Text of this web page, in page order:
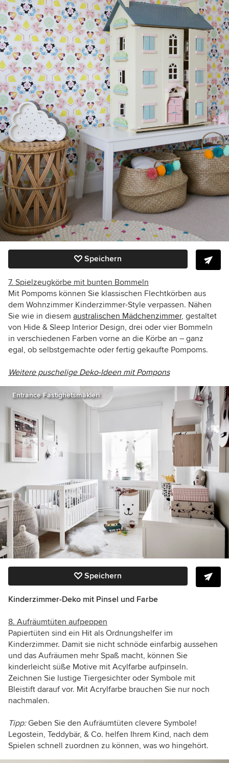
Speichern
7. Spielzeugkörbe mit bunten Bommeln
Mit Pompoms können Sie klassischen Flechtkörben aus
dem Wohnzimmer Kinderzimmer-Style verpassen. Nähen
Sie wie in diesem australischen Mädchenzimmer, gestaltet
von Hide & Sleep Interior Design, drei oder vier Bommeln
in verschiedenen Farben vorne an die Körbe an – ganz
egal, ob selbstgemachte oder fertig gekaufte Pompoms.
Weiterepuschelige Deko-Ideen mit Pompons
Entrance Fastighetsmäkleri
Speichern
Kinderzimmer-Deko mit Pinsel und Farbe
8. Aufräumtüten aufpeppen
Papiertüten sind ein Hit als Ordnungshelfer im
Kinderzimmer. Damit sie nicht schnöde einfarbig aussehen
und das Aufräumen mehr Spaß macht, können Sie
kinderleicht süße Motive mit Acylfarbe aufpinseln.
Zeichnen Sie lustige Tiergesichter oder Symbole mit
Bleistift darauf vor. Mit Acrylfarbe brauchen Sie nur noch
nachmalen.
Tipp:Geben Sie den Aufräumtüten clevere Symbole!
Legostein, Teddybär, & Co. helfen Ihrem Kind, nach dem
Spielen schnell zuordnen zu können, was wo hingehört.